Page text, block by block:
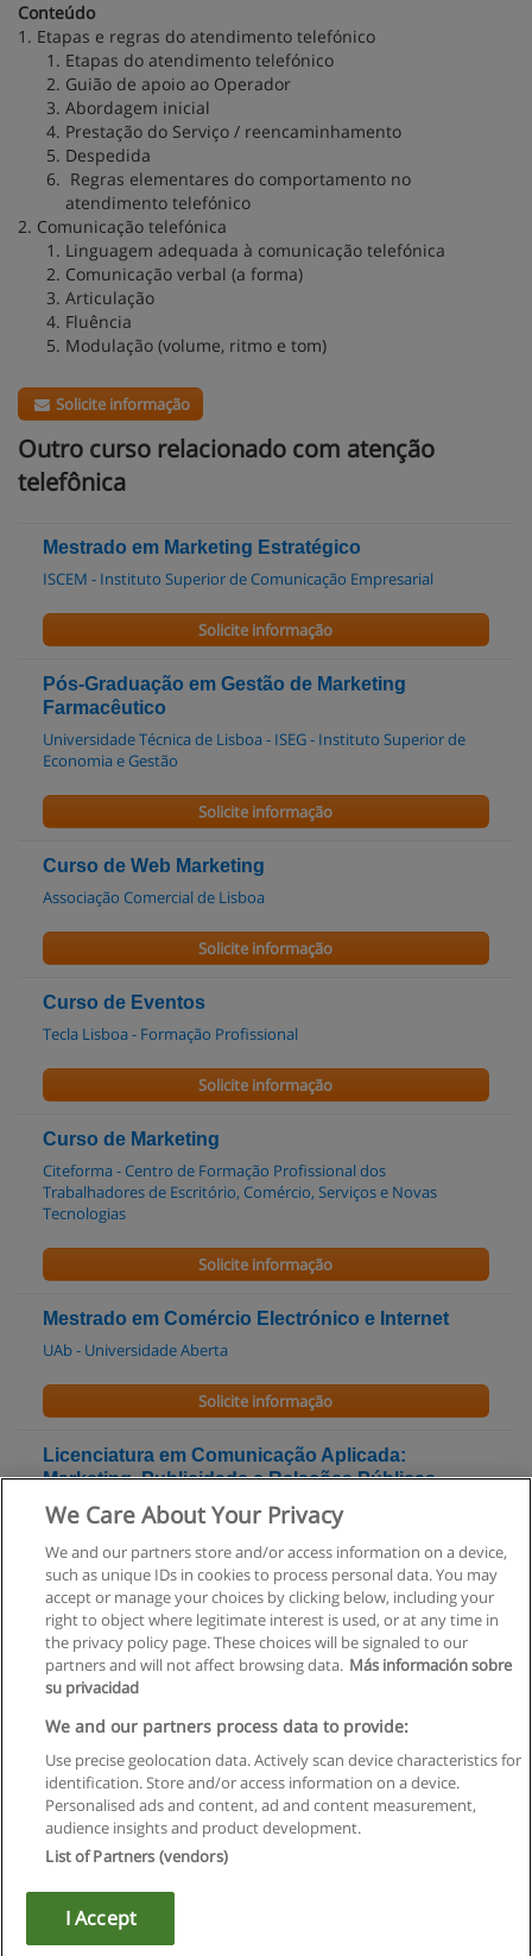
Conteúdo
1. Etapas e regras do atendimento telefónico
Etapas do atendimento telefónico
Guião de apoio ao Operador
Abordagem inicial
Prestação do Serviço / reencaminhamento
Despedida
Regras elementares do comportamento no
atendimento telefónico
2. Comunicação telefónica
Linguagem adequada à comunicação telefónica
Comunicação verbal (a forma)
Articulação
Fluência
Modulação (volume, ritmo e tom)
Solicite informação
Outro curso relacionado com atenção
telefônica
Mestrado em Marketing Estratégico
ISCEM - Instituto Superior de Comunicação Empresarial
Solicite informação
Pós-Graduação em Gestão de Marketing
Farmacêutico
Universidade Técnica de Lisboa - ISEG - Instituto Superior de
Economia e Gestão
Solicite informação
Curso de Web Marketing
Associação Comercial de Lisboa
Solicite informação
Curso de Eventos
Tecla Lisboa - Formação Profissional
Solicite informação
Curso de Marketing
Citeforma - Centro de Formação Profissional dos
Trabalhadores de Escritório, Comércio, Serviços e Novas
Tecnologias
Solicite informação
Mestrado em Comércio Electrónico e Internet
UAb - Universidade Aberta
Solicite informação
Licenciatura em Comunicação Aplicada:
Marketing, Publicidade e Relações Públicas
[ECATI]
Solicite informação
Regras de uso
Privacidade de dados
Entrar em contato com Educaedu
Copyright © Educaedu Business S.L. - CIF : B-95610580: -
We Care About Your Privacy
We and our partners store and/or access information on a device,
such as unique IDs in cookies to process personal data. You may
accept or manage your choices by clicking below, including your
right to object where legitimate interest is used, or at any time in
the privacy policy page. These choices will be signaled to our
partners and will not affect browsing data. Más información sobre
su privacidad
We and our partners process data to provide:
Use precise geolocation data. Actively scan device characteristics for
identification. Store and/or access information on a device.
Personalised ads and content, ad and content measurement,
audience insights and product development.
List of Partners (vendors)
I Accept